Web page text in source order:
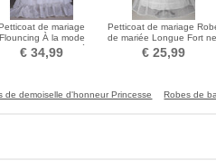
de mariage
Flouncing À la mode
Robe de mariée
€ 34,99
Petticoat de mariage
de mariée Longue Fort
Taille elastique
€ 25,99
de demoiselle d'honneur Princesse Robes de